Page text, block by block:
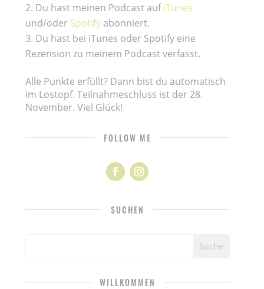
Du hast meinen Podcast aufiTunes
und/oder Spotify abonniert.
Du hast bei iTunes oder Spotify eine
Rezension zu meinem Podcast verfasst.
Alle Punkte erfüllt? Dann bist du automatisch
im Lostopf. Teilnahmeschluss ist der 28.
November. Viel Glück!
FOLLOW ME
SUCHEN
WILLKOMMEN